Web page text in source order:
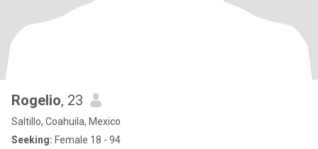
Rogelio, 23
Saltillo, Coahuila, Mexico
Seeking: Female 18 - 94